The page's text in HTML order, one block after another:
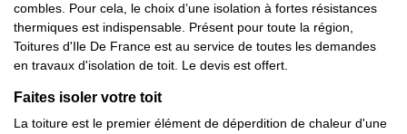
combles. Pour cela, le choix d’une isolation à fortes résistances
thermiques est indispensable. Présent pour toute la région,
Toitures d'Ile De France est au service de toutes les demandes
en travaux d'isolation de toit. Le devis est offert.
Faites isoler votre toit
La toiture est le premier élément de déperdition de chaleur d'une